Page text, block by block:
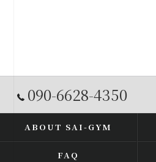
090-6628-4350
ABOUT SAI-GYM
FAQ